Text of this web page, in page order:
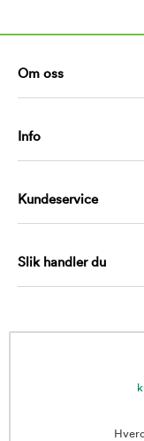
Om oss
Info
Kundeservice
Slik handler du